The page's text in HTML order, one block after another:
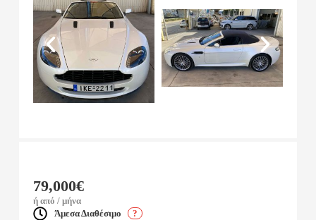
79,000€
ή από / μήνα
Άμεσα Διαθέσιμο
?